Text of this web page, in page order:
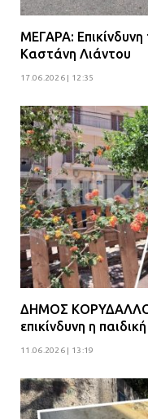
ΜΕΓΑΡΑ:
Καστάνη Λιάντου
17.06.2026 | 12:35
ΔΗΜΟΣ
επικίνδυνη η
11.06.2026 | 13:19